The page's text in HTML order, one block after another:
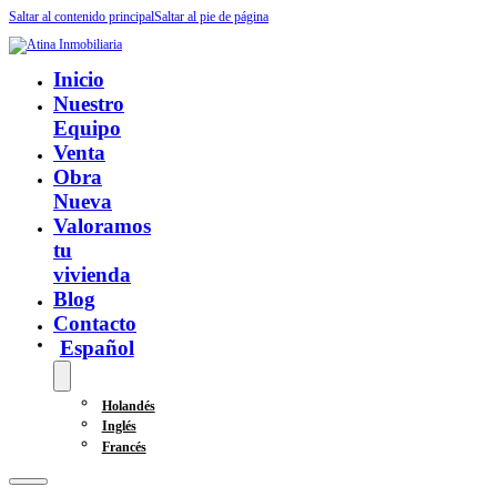
Saltar al contenido principalSaltar al pie de página
Inicio
Nuestro
Equipo
Venta
Obra
Nueva
Valoramos
tu
vivienda
Blog
Contacto
Español
Holandés
Inglés
Francés